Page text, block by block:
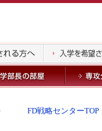
FD戦略センターTOP